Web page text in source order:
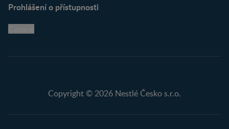
Prohlášení o přístupnosti
Copyright © 2026 Nestlé Česko s.r.o.